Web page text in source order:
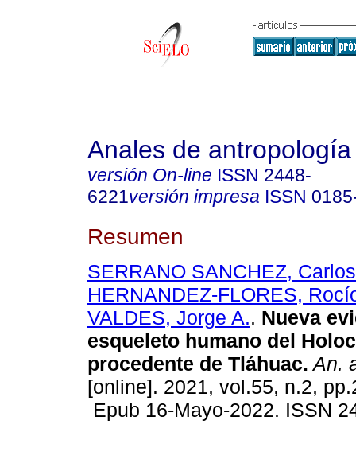
Anales de antropología
versión On-line ISSN 2448-
6221versión impresa ISSN
Resumen
SERRANO SANCHEZ, Carlos
HERNANDEZ-FLORES,
VALDES, Jorge A.. Nueva
esqueleto humano del
procedente de Tláhuac. An.
[online]. 2021, vol.55, n.2,
Epub 16-Mayo-2022. ISSN